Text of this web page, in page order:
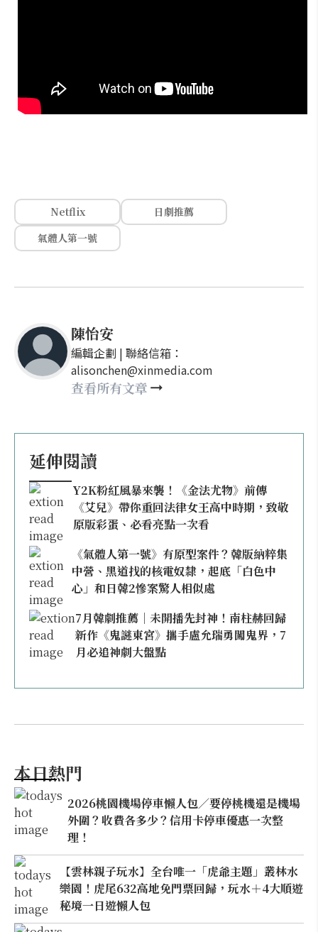
Netflix
日劇推薦
氣體人第一號
陳怡安
編輯企劃 | 聯絡信箱：
alisonchen@xinmedia.com
查看所有文章
延伸閱讀
Y2K粉紅風暴來襲！《金法尤物》前傳
《艾兒》帶你重回法律女王高中時期，致敬
原版彩蛋、必看亮點一次看
《氣體人第一號》有原型案件？韓版納粹集
中營、黑道找的核電奴隸，起底「白色中
心」和日韓2慘案驚人相似處
7月韓劇推薦｜未開播先封神！南柱赫回歸
新作《鬼謎東宮》攜手盧允瑞勇闖鬼界，7
月必追神劇大盤點
本日熱門
2026桃園機場停車懶人包／要停桃機還是機場
外圍？收費各多少？信用卡停車優惠一次整
理！
【雲林親子玩水】全台唯一「虎爺主題」叢林水
樂園！虎尾632高地免門票回歸，玩水＋4大順遊
秘境一日遊懶人包